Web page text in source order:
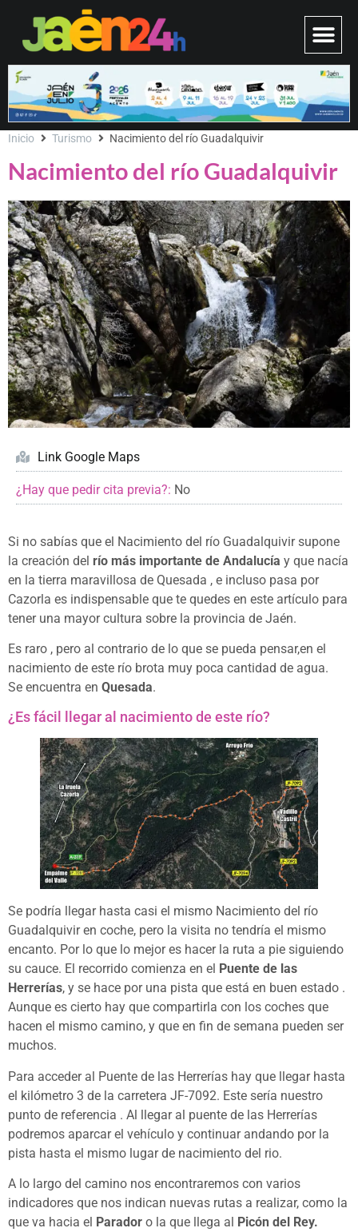
Nacimiento del río Guadalquivir
Inicio Turismo Nacimiento del río Guadalquivir
Link Google Maps
¿Hay que pedir cita previa?: No
Si no sabías que el Nacimiento del río Guadalquivir supone
la creación del río más importante de Andalucía y que nacía
en la tierra maravillosa de Quesada , e incluso pasa por
Cazorla es indispensable que te quedes en este artículo para
tener una mayor cultura sobre la provincia de Jaén.
Es raro , pero al contrario de lo que se pueda pensar,en el
nacimiento de este río brota muy poca cantidad de agua.
Se encuentra en Quesada.
¿Es fácil llegar al nacimiento de este río?
Se podría llegar hasta casi el mismo Nacimiento del río
Guadalquivir en coche, pero la visita no tendría el mismo
encanto. Por lo que lo mejor es hacer la ruta a pie siguiendo
su cauce. El recorrido comienza en el Puente de las
Herrerías, y se hace por una pista que está en buen estado .
Aunque es cierto hay que compartirla con los coches que
hacen el mismo camino, y que en fin de semana pueden ser
muchos.
Para acceder al Puente de las Herrerías hay que llegar hasta
el kilómetro 3 de la carretera JF-7092. Este sería nuestro
punto de referencia . Al llegar al puente de las Herrerías
podremos aparcar el vehículo y continuar andando por la
pista hasta el mismo lugar de nacimiento del rio.
A lo largo del camino nos encontraremos con varios
indicadores que nos indican nuevas rutas a realizar, como la
que va hacia el Parador o la que llega al Picón del Rey.